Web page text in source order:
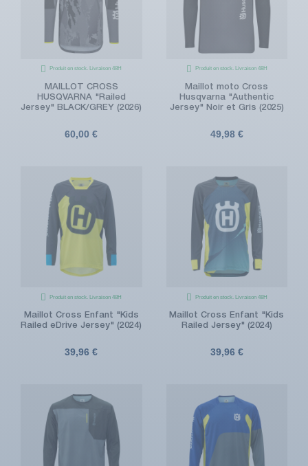
Produit en stock. Livraison 48H
MAILLOT CROSS
HUSQVARNA "Railed
Jersey" BLACK/GREY (2026)
60,00 €
Produit en stock. Livraison 48H
Maillot moto Cross
Husqvarna "Authentic
Jersey" Noir et Gris (2025)
49,98 €
Produit en stock. Livraison 48H
Maillot Cross Enfant "Kids
Railed eDrive Jersey" (2024)
39,96 €
Produit en stock. Livraison 48H
Maillot Cross Enfant "Kids
Railed Jersey" (2024)
39,96 €